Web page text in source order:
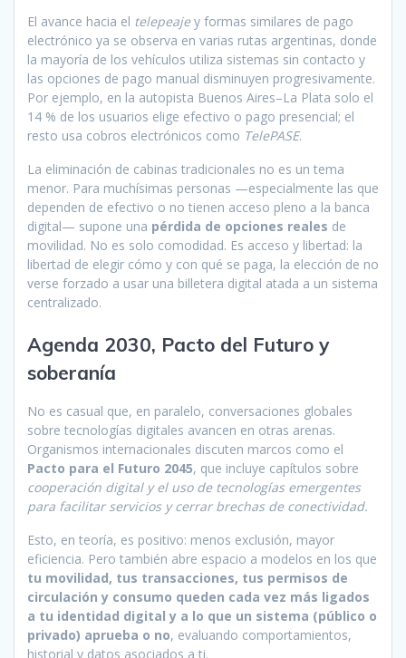
El avance hacia el telepeajey formas similares de pago
electrónico ya se observa en varias rutas argentinas, donde
la mayoría de los vehículos utiliza sistemas sin contacto y
las opciones de pago manual disminuyen progresivamente.
Por ejemplo, en la autopista Buenos Aires–La Plata solo el
14 % de los usuarios elige efectivo o pago presencial; el
resto usa cobros electrónicos como TelePASE.
La eliminación de cabinas tradicionales no es un tema
menor. Para muchísimas personas —especialmente las que
dependen de efectivo o no tienen acceso pleno a la banca
digital— supone una pérdida de opciones reales de
movilidad. No es solo comodidad. Es acceso y libertad: la
libertad de elegir cómo y con qué se paga, la elección de no
verse forzado a usar una billetera digital atada a un sistema
centralizado.
Agenda 2030, Pacto del Futuro y
soberanía
No es casual que, en paralelo, conversaciones globales
sobre tecnologías digitales avancen en otras arenas.
Organismos internacionales discuten marcos como el
Pacto para el Futuro 2045, que incluye capítulos sobre
cooperación digital y el uso de tecnologías emergentes
para facilitar servicios y cerrar brechas de conectividad.
Esto, en teoría, es positivo: menos exclusión, mayor
eficiencia. Pero también abre espacio a modelos en los que
tu movilidad, tus transacciones, tus permisos de
circulación y consumo queden cada vez más ligados
a tu identidad digital y a lo que un sistema (público o
privado) aprueba o no, evaluando comportamientos,
historial y datos asociados a ti.